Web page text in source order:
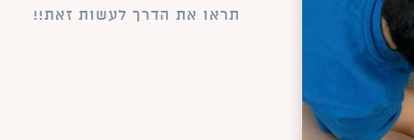
תראו את הדרך לעשות זאת!!